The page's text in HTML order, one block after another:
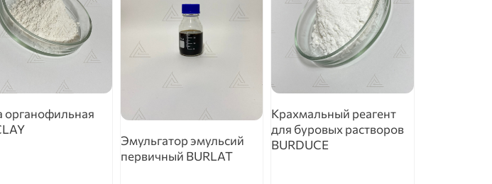
органофильная
Эмульгатор эмульсий
первичный BURLAT
Крахмальный реагент
для буровых растворов
BURDUCE